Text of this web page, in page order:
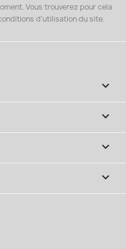
Vous trouverez pour cela
d'utilisation du site.



keyboard_arrow_down